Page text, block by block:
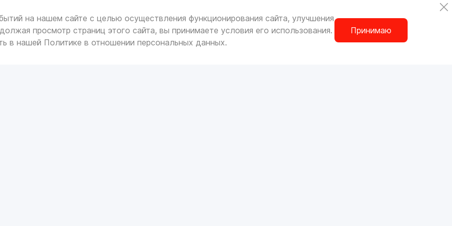
на нашем сайте с целью осуществления функционирования сайта, улучшения
просмотр страниц этого сайта, вы принимаете условия его использования.
в нашей Политике в отношении персональных данных.
Принимаю